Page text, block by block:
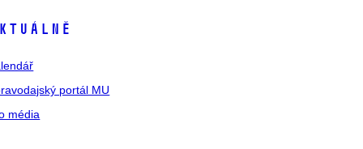
portál MU
média